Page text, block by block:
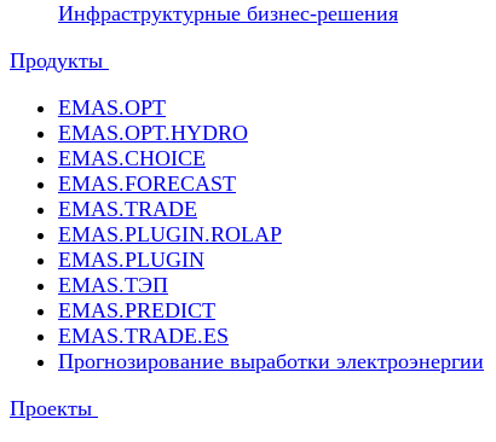
Инфраструктурные бизнес-решения
Продукты
EMAS.OPT
EMAS.OPT.HYDRO
EMAS.CHOICE
EMAS.FORECAST
EMAS.TRADE
EMAS.PLUGIN.ROLAP
EMAS.PLUGIN
EMAS.ТЭП
EMAS.PREDICT
EMAS.TRADE.ES
Прогнозирование выработки электроэнергии
Проекты